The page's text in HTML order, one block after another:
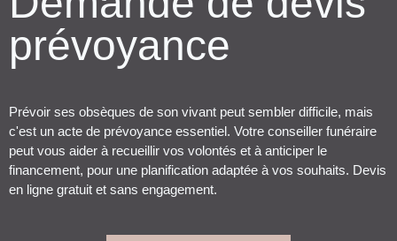
prévoyance
Prévoir ses obsèques de son vivant peut sembler difficile, mais
c'est un acte de prévoyance essentiel. Votre conseiller funéraire
peut vous aider à recueillir vos volontés et à anticiper le
financement, pour une planification adaptée à vos souhaits. Devis
en ligne gratuit et sans engagement.